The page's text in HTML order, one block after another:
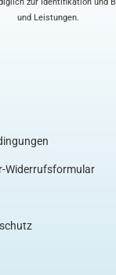
und Leistungen.
Widerrufsformular